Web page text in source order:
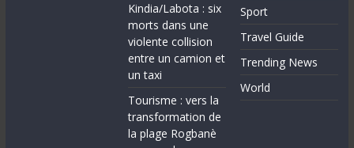
Kindia/Labota : six
morts dans une
violente collision
entre un camion et
un taxi
Tourisme : vers la
transformation de
la plage Rogbanè
Sport
Travel Guide
Trending News
World